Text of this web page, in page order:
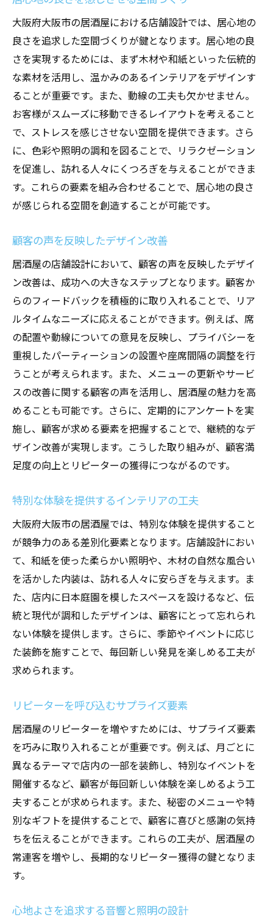
大阪府大阪市の居酒屋における店舗設計では、居心地の
良さを追求した空間づくりが鍵となります。居心地の良
さを実現するためには、まず木材や和紙といった伝統的
な素材を活用し、温かみのあるインテリアをデザインす
ることが重要です。また、動線の工夫も欠かせません。
お客様がスムーズに移動できるレイアウトを考えること
で、ストレスを感じさせない空間を提供できます。さら
に、色彩や照明の調和を図ることで、リラクゼーション
を促進し、訪れる人々にくつろぎを与えることができま
す。これらの要素を組み合わせることで、居心地の良さ
が感じられる空間を創造することが可能です。
顧客の声を反映したデザイン改善
居酒屋の店舗設計において、顧客の声を反映したデザイ
ン改善は、成功への大きなステップとなります。顧客か
らのフィードバックを積極的に取り入れることで、リア
ルタイムなニーズに応えることができます。例えば、席
の配置や動線についての意見を反映し、プライバシーを
重視したパーティーションの設置や座席間隔の調整を行
うことが考えられます。また、メニューの更新やサービ
スの改善に関する顧客の声を活用し、居酒屋の魅力を高
めることも可能です。さらに、定期的にアンケートを実
施し、顧客が求める要素を把握することで、継続的なデ
ザイン改善が実現します。こうした取り組みが、顧客満
足度の向上とリピーターの獲得につながるのです。
特別な体験を提供するインテリアの工夫
大阪府大阪市の居酒屋では、特別な体験を提供すること
が競争力のある差別化要素となります。店舗設計におい
て、和紙を使った柔らかい照明や、木材の自然な風合い
を活かした内装は、訪れる人々に安らぎを与えます。ま
た、店内に日本庭園を模したスペースを設けるなど、伝
統と現代が調和したデザインは、顧客にとって忘れられ
ない体験を提供します。さらに、季節やイベントに応じ
た装飾を施すことで、毎回新しい発見を楽しめる工夫が
求められます。
リピーターを呼び込むサプライズ要素
居酒屋のリピーターを増やすためには、サプライズ要素
を巧みに取り入れることが重要です。例えば、月ごとに
異なるテーマで店内の一部を装飾し、特別なイベントを
開催するなど、顧客が毎回新しい体験を楽しめるよう工
夫することが求められます。また、秘密のメニューや特
別なギフトを提供することで、顧客に喜びと感謝の気持
ちを伝えることができます。これらの工夫が、居酒屋の
常連客を増やし、長期的なリピーター獲得の鍵となりま
す。
心地よさを追求する音響と照明の設計